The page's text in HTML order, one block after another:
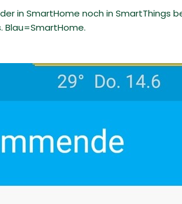
in SmartHome noch in
Blau=SmartHome.